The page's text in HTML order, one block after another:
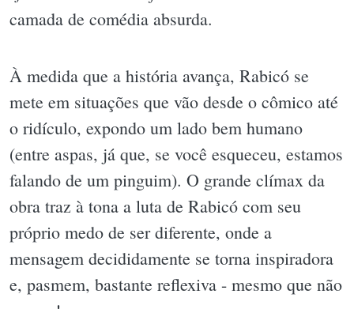
camada de comédia absurda.
À medida que a história avança, Rabicó se
mete em situações que vão desde o cômico até
o ridículo, expondo um lado bem humano
(entre aspas, já que, se você esqueceu, estamos
falando de um pinguim). O grande clímax da
obra traz à tona a luta de Rabicó com seu
próprio medo de ser diferente, onde a
mensagem decididamente se torna inspiradora
e, pasmem, bastante reflexiva - mesmo que não